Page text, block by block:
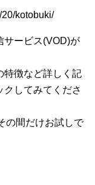
kotobuki/
サービス(VOD)が
特徴など詳しく記
してみてくださ
の間だけお試しで